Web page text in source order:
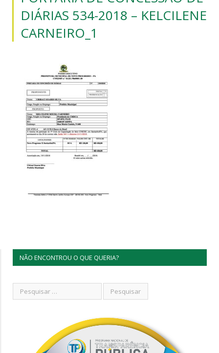
DIÁRIAS 534-2018 – KELCILENE
CARNEIRO_1
NÃO ENCONTROU O QUE QUERIA?